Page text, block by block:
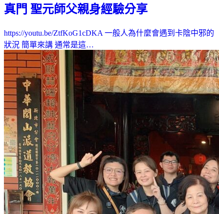
真門 聖元師父親身經驗分享
https://youtu.be/ZtfKoG1cDKA 一般人為什麼會遇到卡陰中邪的
狀況 簡單來講 通常是這…